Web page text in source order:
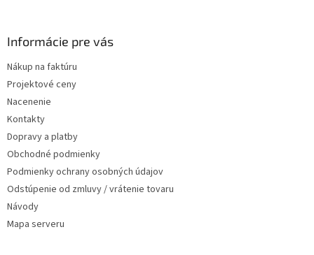
Informácie pre vás
Nákup na faktúru
Projektové ceny
Nacenenie
Kontakty
Dopravy a platby
Obchodné podmienky
Podmienky ochrany osobných údajov
Odstúpenie od zmluvy / vrátenie tovaru
Návody
Mapa serveru